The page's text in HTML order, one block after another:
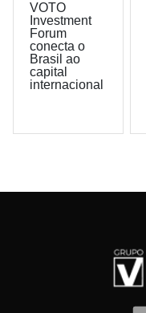
VOTO
Investment
Forum
conecta o
Brasil ao
capital
internacional